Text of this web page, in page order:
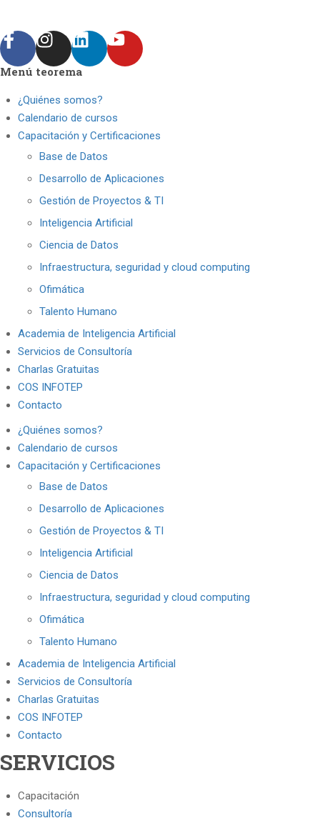
Menú teorema
¿Quiénes somos?
Calendario de cursos
Capacitación y Certificaciones
Base de Datos
Desarrollo de Aplicaciones
Gestión de Proyectos & TI
Inteligencia Artificial
Ciencia de Datos
Infraestructura, seguridad y cloud computing
Ofimática
Talento Humano
Academia de Inteligencia Artificial
Servicios de Consultoría
Charlas Gratuitas
COS INFOTEP
Contacto
¿Quiénes somos?
Calendario de cursos
Capacitación y Certificaciones
Base de Datos
Desarrollo de Aplicaciones
Gestión de Proyectos & TI
Inteligencia Artificial
Ciencia de Datos
Infraestructura, seguridad y cloud computing
Ofimática
Talento Humano
Academia de Inteligencia Artificial
Servicios de Consultoría
Charlas Gratuitas
COS INFOTEP
Contacto
SERVICIOS
Capacitación
Consultoría